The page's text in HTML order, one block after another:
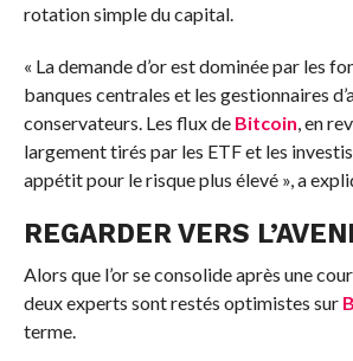
rotation simple du capital.
« La demande d’or est dominée par les
banques centrales et les gestionnaires
conservateurs. Les flux de Bitcoin , en
largement tirés par les ETF et les
appétit pour le risque plus élevé », a
REGARDER VERS
Alors que l’or se consolide après une
deux experts sont restés optimistes sur
terme.